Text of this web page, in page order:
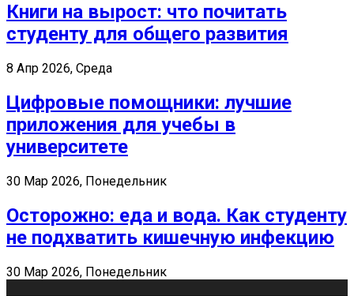
Книги на вырост: что почитать
студенту для общего развития
8 Апр 2026, Среда
Цифровые помощники: лучшие
приложения для учебы в
университете
30 Мар 2026, Понедельник
Осторожно: еда и вода. Как студенту
не подхватить кишечную инфекцию
30 Мар 2026, Понедельник